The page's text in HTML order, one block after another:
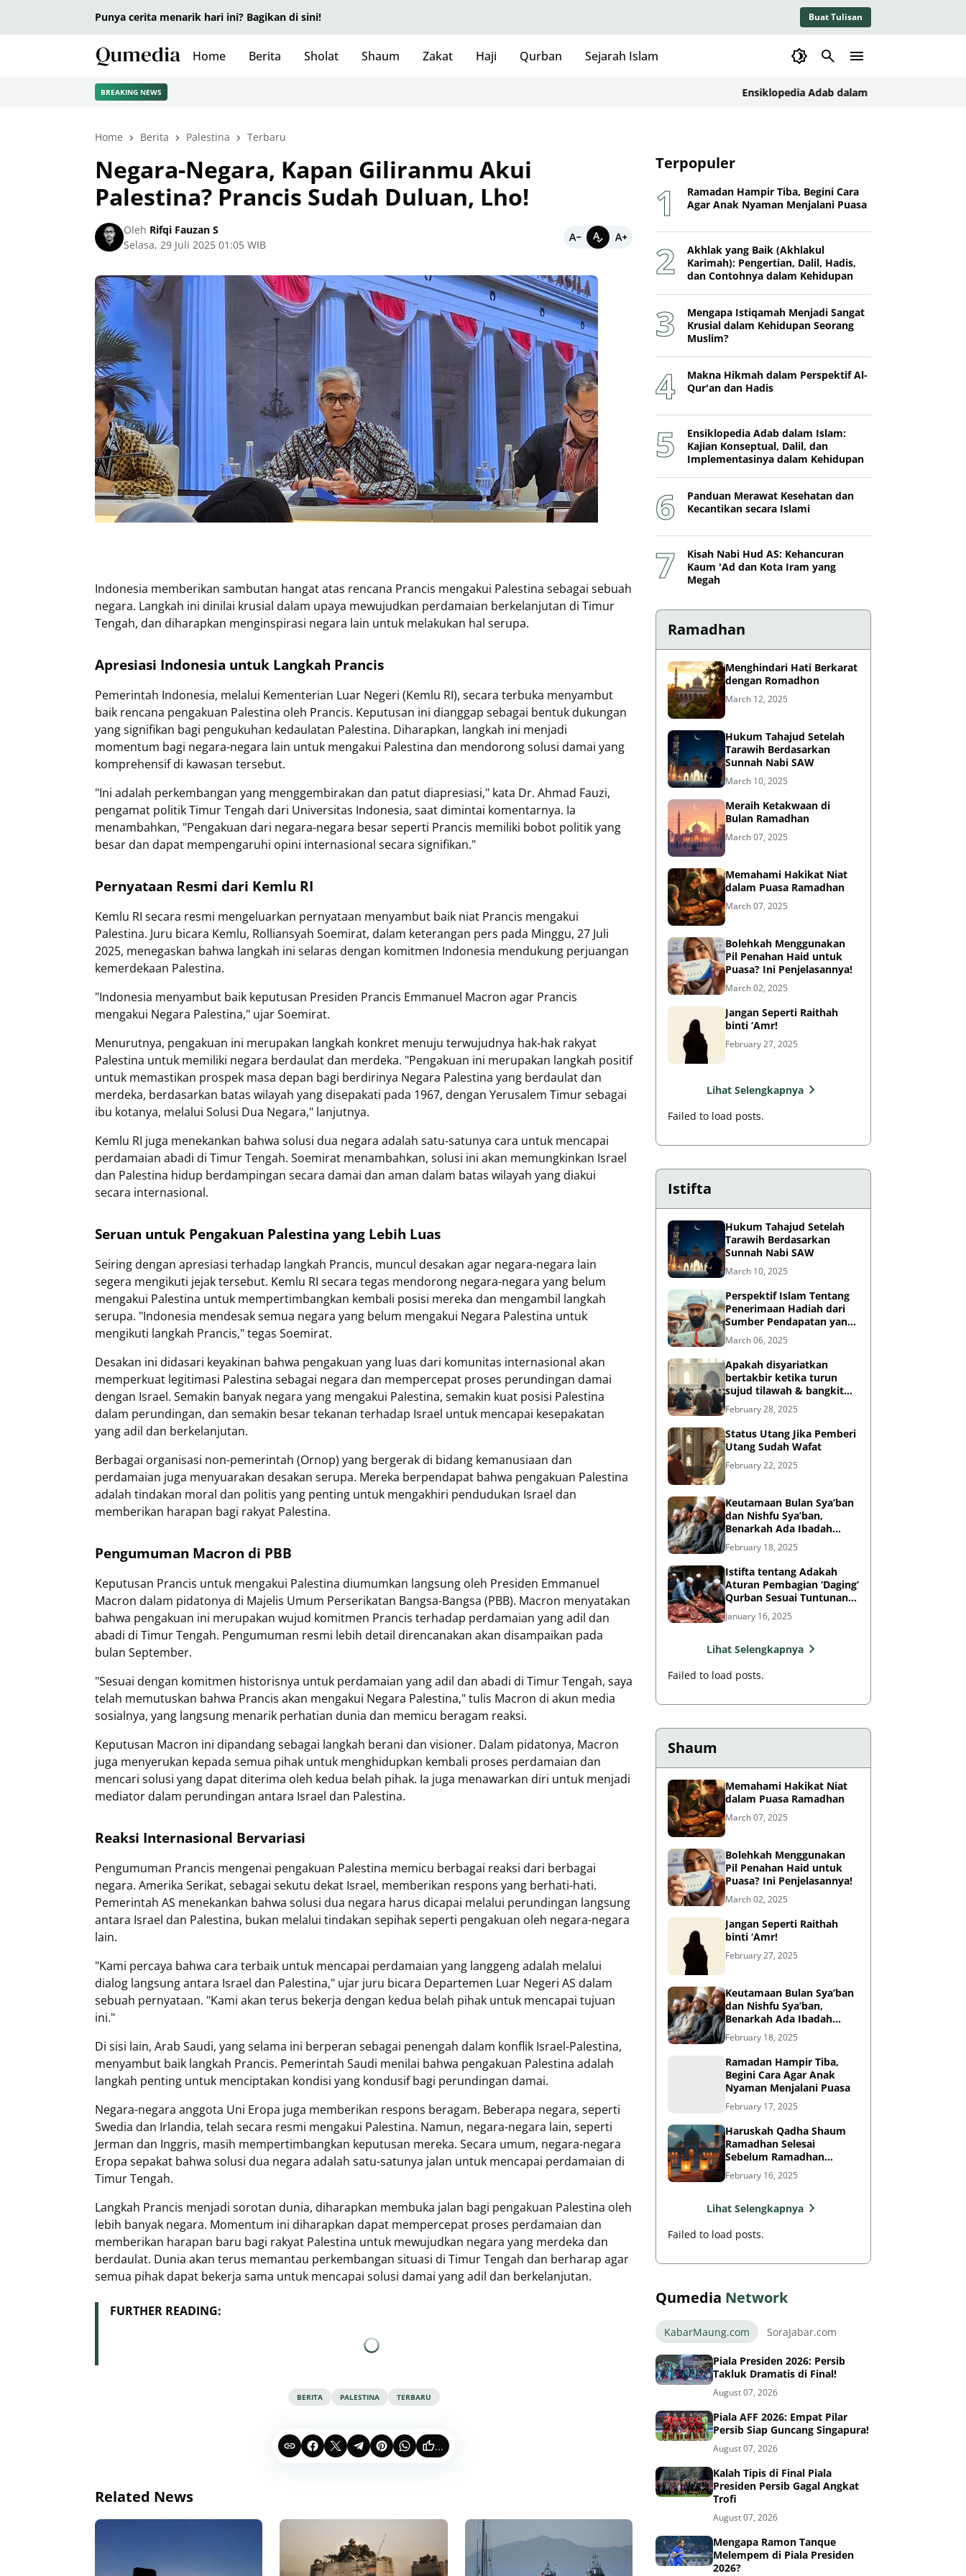
Punya cerita menarik hari ini? Bagikan di sini! Buat Tulisan
Home Berita Sholat Shaum Zakat Haji Qurban Sejarah Islam
BREAKING NEWS Ensiklopedia Adab dalam Islam: Kajian
Home Berita Palestina Terbaru
Negara-Negara, Kapan Giliranmu Akui
Palestina? Prancis Sudah Duluan, Lho!
Oleh Rifqi Fauzan S
Selasa, 29 Juli 2025 01:05 WIB
Indonesia memberikan sambutan hangat atas rencana Prancis mengakui Palestina sebagai sebuah
negara. Langkah ini dinilai krusial dalam upaya mewujudkan perdamaian berkelanjutan di Timur
Tengah, dan diharapkan menginspirasi negara lain untuk melakukan hal serupa.
Apresiasi Indonesia untuk Langkah Prancis
Pemerintah Indonesia, melalui Kementerian Luar Negeri (Kemlu RI), secara terbuka menyambut
baik rencana pengakuan Palestina oleh Prancis. Keputusan ini dianggap sebagai bentuk dukungan
yang signifikan bagi pengukuhan kedaulatan Palestina. Diharapkan, langkah ini menjadi
momentum bagi negara-negara lain untuk mengakui Palestina dan mendorong solusi damai yang
komprehensif di kawasan tersebut.
"Ini adalah perkembangan yang menggembirakan dan patut diapresiasi," kata Dr. Ahmad Fauzi,
pengamat politik Timur Tengah dari Universitas Indonesia, saat dimintai komentarnya. Ia
menambahkan, "Pengakuan dari negara-negara besar seperti Prancis memiliki bobot politik yang
besar dan dapat mempengaruhi opini internasional secara signifikan."
Pernyataan Resmi dari Kemlu RI
Kemlu RI secara resmi mengeluarkan pernyataan menyambut baik niat Prancis mengakui
Palestina. Juru bicara Kemlu, Rolliansyah Soemirat, dalam keterangan pers pada Minggu, 27 Juli
2025, menegaskan bahwa langkah ini selaras dengan komitmen Indonesia mendukung perjuangan
kemerdekaan Palestina.
"Indonesia menyambut baik keputusan Presiden Prancis Emmanuel Macron agar Prancis
mengakui Negara Palestina," ujar Soemirat.
Menurutnya, pengakuan ini merupakan langkah konkret menuju terwujudnya hak-hak rakyat
Palestina untuk memiliki negara berdaulat dan merdeka. "Pengakuan ini merupakan langkah positif
untuk memastikan prospek masa depan bagi berdirinya Negara Palestina yang berdaulat dan
merdeka, berdasarkan batas wilayah yang disepakati pada 1967, dengan Yerusalem Timur sebagai
ibu kotanya, melalui Solusi Dua Negara," lanjutnya.
Kemlu RI juga menekankan bahwa solusi dua negara adalah satu-satunya cara untuk mencapai
perdamaian abadi di Timur Tengah. Soemirat menambahkan, solusi ini akan memungkinkan Israel
dan Palestina hidup berdampingan secara damai dan aman dalam batas wilayah yang diakui
secara internasional.
Seruan untuk Pengakuan Palestina yang Lebih Luas
Seiring dengan apresiasi terhadap langkah Prancis, muncul desakan agar negara-negara lain
segera mengikuti jejak tersebut. Kemlu RI secara tegas mendorong negara-negara yang belum
mengakui Palestina untuk mempertimbangkan kembali posisi mereka dan mengambil langkah
serupa. "Indonesia mendesak semua negara yang belum mengakui Negara Palestina untuk
mengikuti langkah Prancis," tegas Soemirat.
Desakan ini didasari keyakinan bahwa pengakuan yang luas dari komunitas internasional akan
memperkuat legitimasi Palestina sebagai negara dan mempercepat proses perundingan damai
dengan Israel. Semakin banyak negara yang mengakui Palestina, semakin kuat posisi Palestina
dalam perundingan, dan semakin besar tekanan terhadap Israel untuk mencapai kesepakatan
yang adil dan berkelanjutan.
Berbagai organisasi non-pemerintah (Ornop) yang bergerak di bidang kemanusiaan dan
perdamaian juga menyuarakan desakan serupa. Mereka berpendapat bahwa pengakuan Palestina
adalah tindakan moral dan politis yang penting untuk mengakhiri pendudukan Israel dan
memberikan harapan bagi rakyat Palestina.
Pengumuman Macron di PBB
Keputusan Prancis untuk mengakui Palestina diumumkan langsung oleh Presiden Emmanuel
Macron dalam pidatonya di Majelis Umum Perserikatan Bangsa-Bangsa (PBB). Macron menyatakan
bahwa pengakuan ini merupakan wujud komitmen Prancis terhadap perdamaian yang adil dan
abadi di Timur Tengah. Pengumuman resmi lebih detail direncanakan akan disampaikan pada
bulan September.
"Sesuai dengan komitmen historisnya untuk perdamaian yang adil dan abadi di Timur Tengah, saya
telah memutuskan bahwa Prancis akan mengakui Negara Palestina," tulis Macron di akun media
sosialnya, yang langsung menarik perhatian dunia dan memicu beragam reaksi.
Keputusan Macron ini dipandang sebagai langkah berani dan visioner. Dalam pidatonya, Macron
juga menyerukan kepada semua pihak untuk menghidupkan kembali proses perdamaian dan
mencari solusi yang dapat diterima oleh kedua belah pihak. Ia juga menawarkan diri untuk menjadi
mediator dalam perundingan antara Israel dan Palestina.
Reaksi Internasional Bervariasi
Pengumuman Prancis mengenai pengakuan Palestina memicu berbagai reaksi dari berbagai
negara. Amerika Serikat, sebagai sekutu dekat Israel, memberikan respons yang berhati-hati.
Pemerintah AS menekankan bahwa solusi dua negara harus dicapai melalui perundingan langsung
antara Israel dan Palestina, bukan melalui tindakan sepihak seperti pengakuan oleh negara-negara
lain.
"Kami percaya bahwa cara terbaik untuk mencapai perdamaian yang langgeng adalah melalui
dialog langsung antara Israel dan Palestina," ujar juru bicara Departemen Luar Negeri AS dalam
sebuah pernyataan. "Kami akan terus bekerja dengan kedua belah pihak untuk mencapai tujuan
ini."
Di sisi lain, Arab Saudi, yang selama ini berperan sebagai penengah dalam konflik Israel-Palestina,
menyambut baik langkah Prancis. Pemerintah Saudi menilai bahwa pengakuan Palestina adalah
langkah penting untuk menciptakan kondisi yang kondusif bagi perundingan damai.
Negara-negara anggota Uni Eropa juga memberikan respons beragam. Beberapa negara, seperti
Swedia dan Irlandia, telah secara resmi mengakui Palestina. Namun, negara-negara lain, seperti
Jerman dan Inggris, masih mempertimbangkan keputusan mereka. Secara umum, negara-negara
Eropa sepakat bahwa solusi dua negara adalah satu-satunya jalan untuk mencapai perdamaian di
Timur Tengah.
Langkah Prancis menjadi sorotan dunia, diharapkan membuka jalan bagi pengakuan Palestina oleh
lebih banyak negara. Momentum ini diharapkan dapat mempercepat proses perdamaian dan
memberikan harapan baru bagi rakyat Palestina untuk mewujudkan negara yang merdeka dan
berdaulat. Dunia akan terus memantau perkembangan situasi di Timur Tengah dan berharap agar
semua pihak dapat bekerja sama untuk mencapai solusi damai yang adil dan berkelanjutan.
FURTHER READING:
BERITA PALESTINA TERBARU
...
Related News
Terpopuler
Ramadan Hampir Tiba, Begini Cara
Agar Anak Nyaman Menjalani Puasa
Akhlak yang Baik (Akhlakul
Karimah): Pengertian, Dalil, Hadis,
dan Contohnya dalam Kehidupan
Mengapa Istiqamah Menjadi Sangat
Krusial dalam Kehidupan Seorang
Muslim?
Makna Hikmah dalam Perspektif Al-
Qur'an dan Hadis
Ensiklopedia Adab dalam Islam:
Kajian Konseptual, Dalil, dan
Implementasinya dalam Kehidupan
Panduan Merawat Kesehatan dan
Kecantikan secara Islami
Kisah Nabi Hud AS: Kehancuran
Kaum 'Ad dan Kota Iram yang
Megah
Ramadhan
Menghindari Hati Berkarat
dengan Romadhon
March 12, 2025
Hukum Tahajud Setelah
Tarawih Berdasarkan
Sunnah Nabi SAW
March 10, 2025
Meraih Ketakwaan di
Bulan Ramadhan
March 07, 2025
Memahami Hakikat Niat
dalam Puasa Ramadhan
March 07, 2025
Bolehkah Menggunakan
Pil Penahan Haid untuk
Puasa? Ini Penjelasannya!
March 02, 2025
Jangan Seperti Raithah
binti ‘Amr!
February 27, 2025
Lihat Selengkapnya
Failed to load posts.
Istifta
Hukum Tahajud Setelah
Tarawih Berdasarkan
Sunnah Nabi SAW
March 10, 2025
Perspektif Islam Tentang
Penerimaan Hadiah dari
Sumber Pendapatan yang
Tidak Halal
March 06, 2025
Apakah disyariatkan
bertakbir ketika turun
sujud tilawah & bangkit
dari sujud tilawah yang
dilakukan dalam shalat?
February 28, 2025
Status Utang Jika Pemberi
Utang Sudah Wafat
February 22, 2025
Keutamaan Bulan Sya’ban
dan Nishfu Sya’ban,
Benarkah Ada Ibadah
Khusus?
February 18, 2025
Istifta tentang Adakah
Aturan Pembagian ‘Daging’
Qurban Sesuai Tuntunan
Rasulullah?
January 16, 2025
Lihat Selengkapnya
Failed to load posts.
Shaum
Memahami Hakikat Niat
dalam Puasa Ramadhan
March 07, 2025
Bolehkah Menggunakan
Pil Penahan Haid untuk
Puasa? Ini Penjelasannya!
March 02, 2025
Jangan Seperti Raithah
binti ‘Amr!
February 27, 2025
Keutamaan Bulan Sya’ban
dan Nishfu Sya’ban,
Benarkah Ada Ibadah
Khusus?
February 18, 2025
Ramadan Hampir Tiba,
Begini Cara Agar Anak
Nyaman Menjalani Puasa
February 17, 2025
Haruskah Qadha Shaum
Ramadhan Selesai
Sebelum Ramadhan
Berikutnya?
February 16, 2025
Lihat Selengkapnya
Failed to load posts.
Qumedia Network
KabarMaung.com SoraJabar.com
Piala Presiden 2026: Persib
Takluk Dramatis di Final!
August 07, 2026
Piala AFF 2026: Empat Pilar
Persib Siap Guncang Singapura!
August 07, 2026
Kalah Tipis di Final Piala
Presiden Persib Gagal Angkat
Trofi
August 07, 2026
Mengapa Ramon Tanque
Melempem di Piala Presiden
2026?